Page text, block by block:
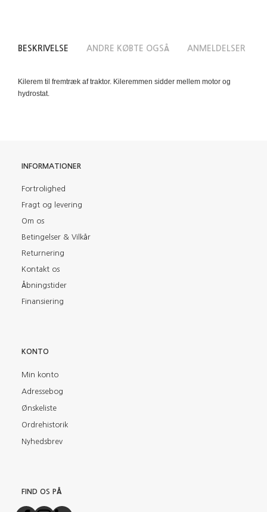
BESKRIVELSE ANDRE KØBTE OGSÅ ANMELDELSER
Kilerem til fremtræk af traktor. Kileremmen sidder mellem motor og
hydrostat.
INFORMATIONER
Fortrolighed
Fragt og levering
Om os
Betingelser & Vilkår
Returnering
Kontakt os
Åbningstider
Finansiering
KONTO
Min konto
Adressebog
Ønskeliste
Ordrehistorik
Nyhedsbrev
FIND OS PÅ